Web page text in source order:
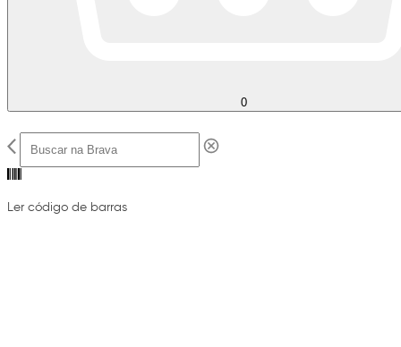
0
Ler código de barras